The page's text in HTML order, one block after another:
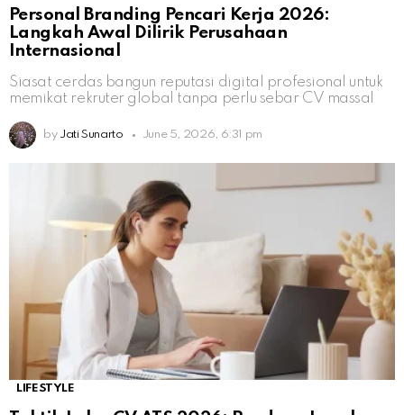
Personal Branding Pencari Kerja 2026:
Langkah Awal Dilirik Perusahaan
Internasional
Siasat cerdas bangun reputasi digital profesional untuk
memikat rekruter global tanpa perlu sebar CV massal
by Jati Sunarto June 5, 2026, 6:31 pm
LIFESTYLE